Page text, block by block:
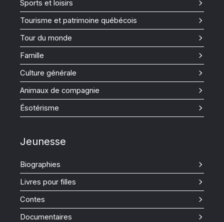
Sports et loisirs
Tourisme et patrimoine québécois
Tour du monde
Famille
Culture générale
Animaux de compagnie
Ésotérisme
Jeunesse
Biographies
Livres pour filles
Contes
Documentaires